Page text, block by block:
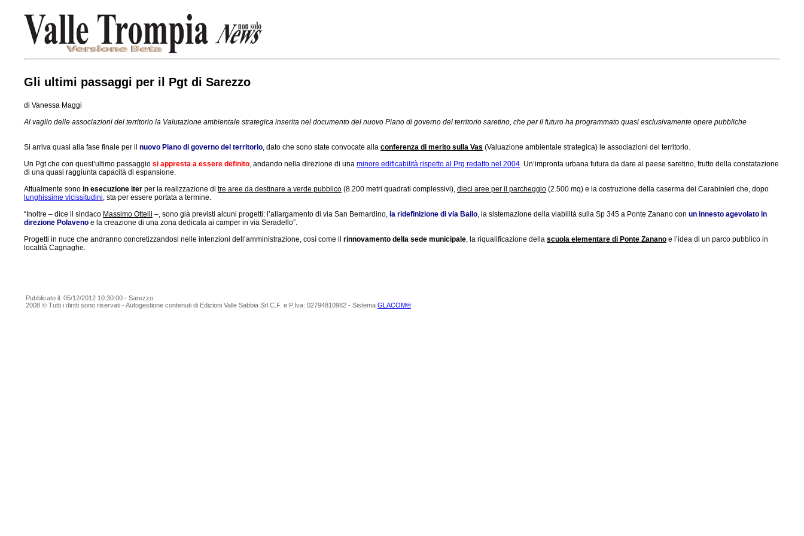
Gli ultimi passaggi per il Pgt di Sarezzo
di Vanessa Maggi
Al vaglio delle associazioni del territorio la Valutazione ambientale strategica inserita nel documento del nuovo Piano di governo del territorio saretino, che per il futuro ha programmato quasi esclusivamente opere pubbliche
Si arriva quasi alla fase finale per il nuovo Piano di governo del territorio, dato che sono state convocate alla conferenza di merito sulla Vas (Valuazione ambientale strategica) le associazioni del territorio.
Un Pgt che con quest’ultimo passaggio si appresta a essere definito, andando nella direzione di una minore edificabilità rispetto al Prg redatto nel 2004. Un’impronta urbana futura da dare al paese saretino, frutto della constatazione
di una quasi raggiunta capacità di espansione.
Attualmente sono in esecuzione iter per la realizzazione di tre aree da destinare a verde pubblico (8.200 metri quadrati complessivi), dieci aree per il parcheggio (2.500 mq) e la costruzione della caserma dei Carabinieri che, dopo
lunghissime vicissitudini, sta per essere portata a termine.
“Inoltre – dice il sindaco Massimo Ottelli –, sono già previsti alcuni progetti: l’allargamento di via San Bernardino, la ridefinizione di via Bailo, la sistemazione della viabilità sulla Sp 345 a Ponte Zanano con un innesto agevolato in
direzione Polaveno e la creazione di una zona dedicata ai camper in via Seradello”.
Progetti in nuce che andranno concretizzandosi nelle intenzioni dell’amministrazione, così come il rinnovamento della sede municipale, la riqualificazione della scuola elementare di Ponte Zanano e l’idea di un parco pubblico in
località Cagnaghe.
Pubblicato il: 05/12/2012 10:30:00 - Sarezzo
2008 © Tutti i diritti sono riservati - Autogestione contenuti di Edizioni Valle Sabbia Srl C.F. e P.Iva: 02794810982 - Sistema GLACOM®